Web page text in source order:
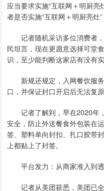
应当要求实施“互联网＋明厨
者是否实施“互联网＋明厨亮灶
记者随机采访多位消费者，
民坦言，现在更愿意选择可堂
识，至少能判断这家店有没有
新规还规定，入网餐饮服务
口，并保证封口开启后无法复
记者了解到，早在2020年，
安全，防止外送餐食外包装在
签、塑料单向封扣、扎口胶带
上都贴上了封签。
平台发力：从商家准入到透
记者从美团获悉，美团已全